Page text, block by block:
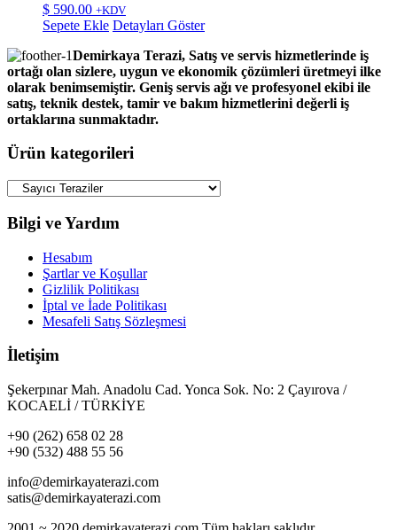
$ 590.00 +KDV
Sepete Ekle Detayları Göster
Demirkaya Terazi, Satış ve servis hizmetlerinde iş
ortağı olan sizlere, uygun ve ekonomik çözümleri üretmeyi ilke
olarak benimsemiştir. Geniş servis ağı ve profesyonel ekibi ile
satış, teknik destek, tamir ve bakım hizmetlerini değerli iş
ortaklarına sunmaktadır.
Ürün kategorileri
Bilgi ve Yardım
Hesabım
Şartlar ve Koşullar
Gizlilik Politikası
İptal ve İade Politikası
Mesafeli Satış Sözleşmesi
İletişim
Şekerpınar Mah. Anadolu Cad. Yonca Sok. No: 2 Çayırova /
KOCAELİ / TÜRKİYE
+90 (262) 658 02 28
+90 (532) 488 55 56
info@demirkayaterazi.com
satis@demirkayaterazi.com